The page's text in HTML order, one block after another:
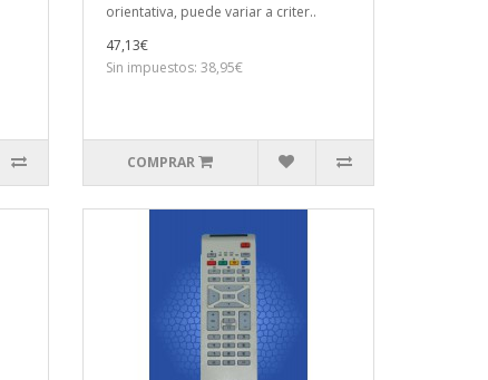
orientativa, puede variar a criter..
47,13€
Sin impuestos: 38,95€
COMPRAR